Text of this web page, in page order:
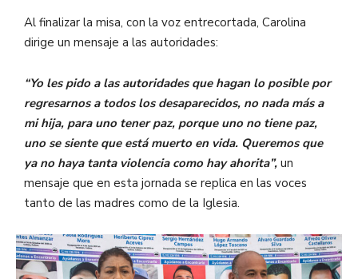
Al finalizar la misa, con la voz entrecortada, Carolina
dirige un mensaje a las autoridades:
“Yo les pido a las autoridades que hagan lo posible por
regresarnos a todos los desaparecidos, no nada más a
mi hija, para uno tener paz, porque uno no tiene paz,
uno se siente que está muerto en vida. Queremos que
ya no haya tanta violencia como hay ahorita”, un
mensaje que en esta jornada se replica en las voces
tanto de las madres como de la Iglesia.